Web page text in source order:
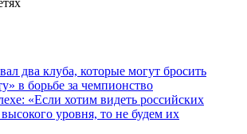
два клуба, которые могут бросить
в борьбе за чемпионство
«Если хотим видеть российских
уровня, то не будем их